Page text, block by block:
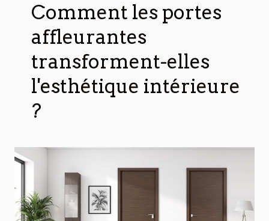
Comment les portes
affleurantes
transforment-elles
l'esthétique intérieure
?